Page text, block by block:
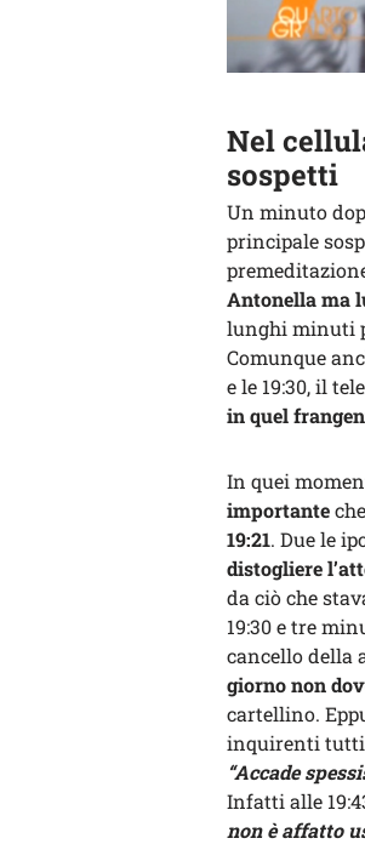
Nel
sospetti
Un minuto
principale
Antonella ma
lunghi minuti
Comunque
e le 19:30, il
in quel
In quei
importante
19:21. Due le
distogliere
da ciò che
19:30 e tre
cancello della
giorno non
cartellino.
inquirenti tutti
“Accade
Infatti alle
non è affatto